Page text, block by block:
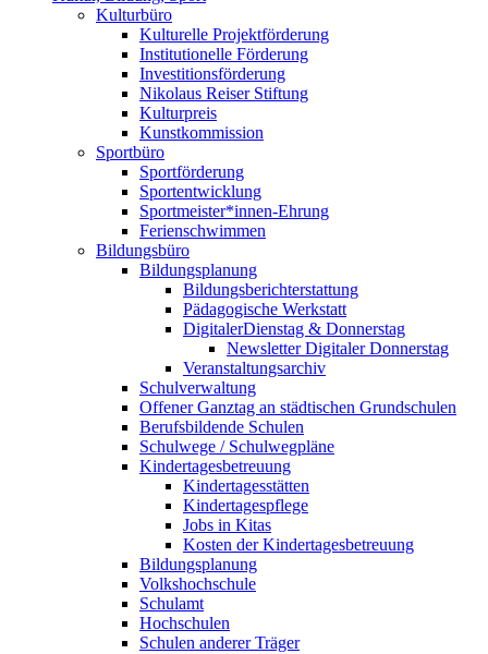
Kulturbüro
Kulturelle Projektförderung
Institutionelle Förderung
Investitionsförderung
Nikolaus Reiser Stiftung
Kulturpreis
Kunstkommission
Sportbüro
Sportförderung
Sportentwicklung
Sportmeister*innen-Ehrung
Ferienschwimmen
Bildungsbüro
Bildungsplanung
Bildungsberichterstattung
Pädagogische Werkstatt
DigitalerDienstag & Donnerstag
Newsletter Digitaler Donnerstag
Veranstaltungsarchiv
Schulverwaltung
Offener Ganztag an städtischen Grundschulen
Berufsbildende Schulen
Schulwege / Schulwegpläne
Kindertagesbetreuung
Kindertagesstätten
Kindertagespflege
Jobs in Kitas
Kosten der Kindertagesbetreuung
Bildungsplanung
Volkshochschule
Schulamt
Hochschulen
Schulen anderer Träger